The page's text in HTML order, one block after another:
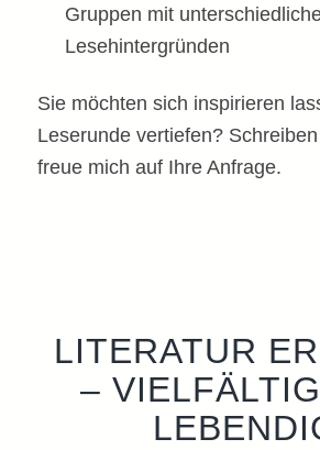
Gruppen mit
Lesehintergründen
Sie möchten sich inspirieren
Leserunde vertiefen?
freue mich auf Ihre Anfrage.
LITERATUR
–